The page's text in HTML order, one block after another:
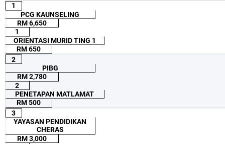
1
PCG KAUNSELING
RM 6,650
1
ORIENTASI MURID TING 1
RM 650
2
PIBG
RM 2,780
2
PENETAPAN MATLAMAT
RM 500
3
YAYASAN PENDIDIKAN
CHERAS
RM 3,000